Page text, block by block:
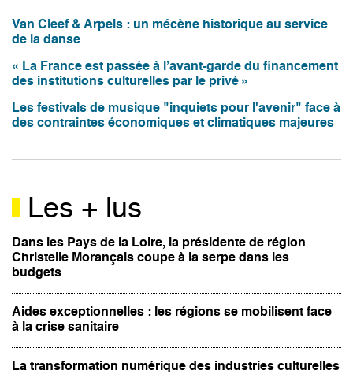
Van Cleef & Arpels : un mécène historique au service
de la danse
« La France est passée à l’avant-garde du financement
des institutions culturelles par le privé »
Les festivals de musique "inquiets pour l'avenir" face à
des contraintes économiques et climatiques majeures
Les + lus
Dans les Pays de la Loire, la présidente de région
Christelle Morançais coupe à la serpe dans les
budgets
Aides exceptionnelles : les régions se mobilisent face
à la crise sanitaire
La transformation numérique des industries culturelles